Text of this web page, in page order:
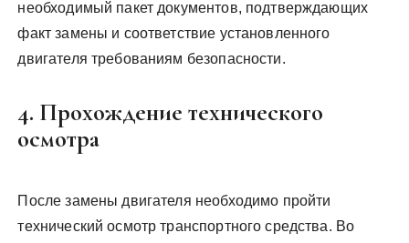
необходимый пакет документов, подтверждающих
факт замены и соответствие установленного
двигателя требованиям безопасности.
4. Прохождение технического
осмотра
После замены двигателя необходимо пройти
технический осмотр транспортного средства. Во